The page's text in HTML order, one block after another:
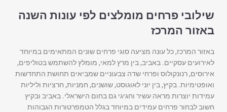
שילובי פרחים מומלצים לפי עונות השנה
באזור המרכז
באזור המרכז, כל עונה מציעה סוגי פרחים שונים המתאימים במיוחד
לאירועים עסקיים. באביב, בין מרץ למאי, מומלץ להשתמש בטוליפים,
אירוסים, רנונקולוס ופרחי שדה צבעוניים שמביאים תחושת התחדשות
ואופטימיות. בקיץ, בין יוני לאוגוסט, שושנים, חמניות, חרציות וליליות
עמידות יוצרות מראה עשיר וחגיגי גם בחום הישראלי. באביב ובקיץ
חשוב לבחור פרחים עמידים במיוחד בגלל הטמפרטורות הגבוהות